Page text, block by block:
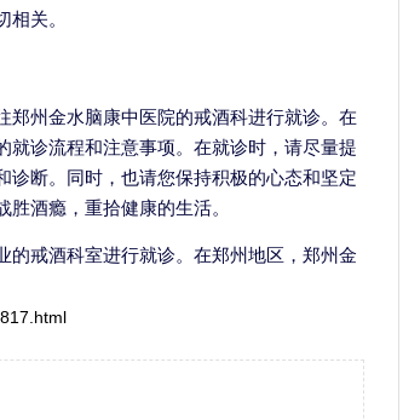
关。
州金水脑康中医院的戒酒科进行就诊。在
诊流程和注意事项。在就诊时，请尽量提
断。同时，也请您保持积极的心态和坚定
酒瘾，重拾健康的生活。
戒酒科室进行就诊。在郑州地区，郑州金